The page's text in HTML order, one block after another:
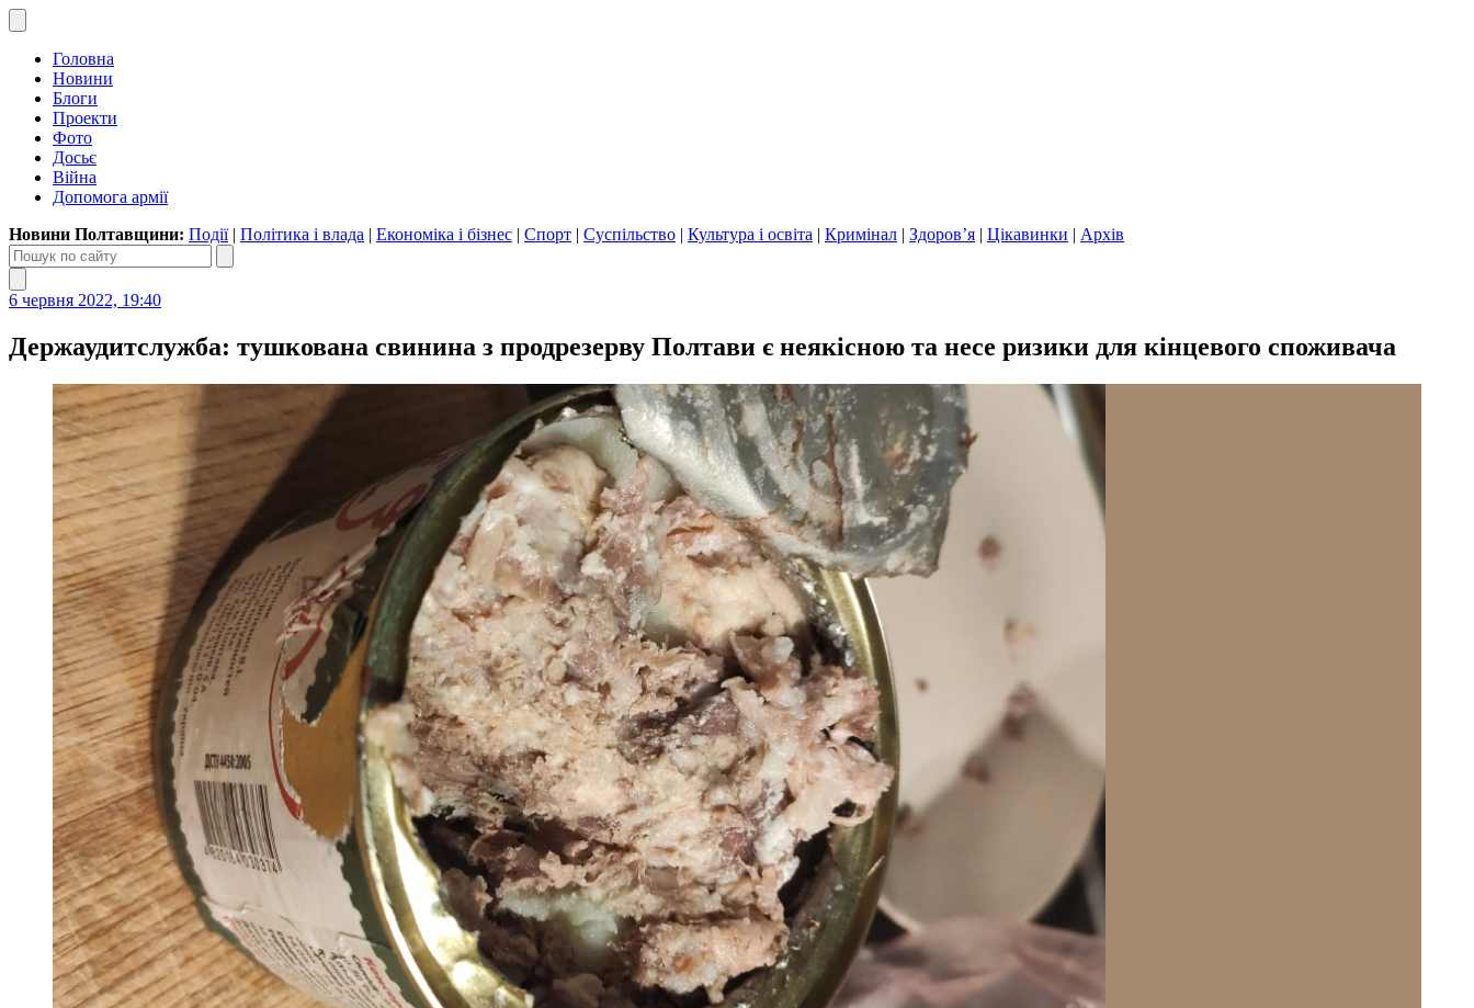
Головна
Новини
Блоги
Проекти
Фото
Досьє
Війна
Допомога армії
Новини Полтавщини: Події| Політика і влада | Економіка і бізнес | Спорт | Суспільство | Культура і освіта | Кримінал | Здоров’я | Цікавинки | Архів
6 червня 2022, 19:40
Держаудитслужба: тушкована свинина з продрезерву Полтави є неякісною та несе ризики для кінцевого споживача